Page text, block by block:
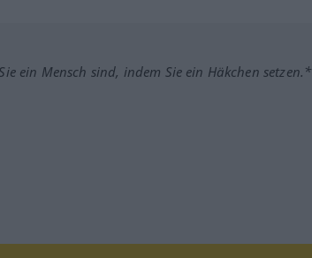
ein Mensch sind, indem Sie ein Häkchen setzen.*